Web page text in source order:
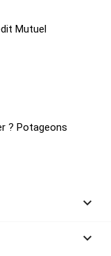
Mutuel
? Potageons

